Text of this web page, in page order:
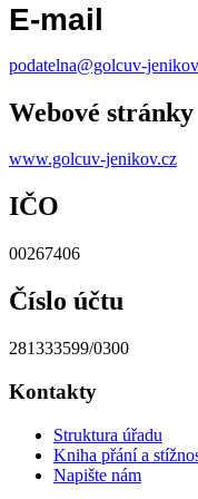
E-mail
podatelna@golcuv-
Webové stránky
www.golcuv-jenikov.cz
IČO
00267406
Číslo účtu
281333599/0300
Kontakty
Struktura úřadu
Kniha přání a
Napište nám